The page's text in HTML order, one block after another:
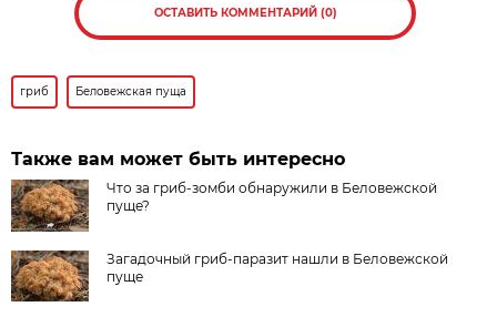
ОСТАВИТЬ КОММЕНТАРИЙ (0)
гриб Беловежская пуща
Также вам может быть интересно
Что за гриб-зомби обнаружили в Беловежской
пуще?
Загадочный гриб-паразит нашли в Беловежской
пуще